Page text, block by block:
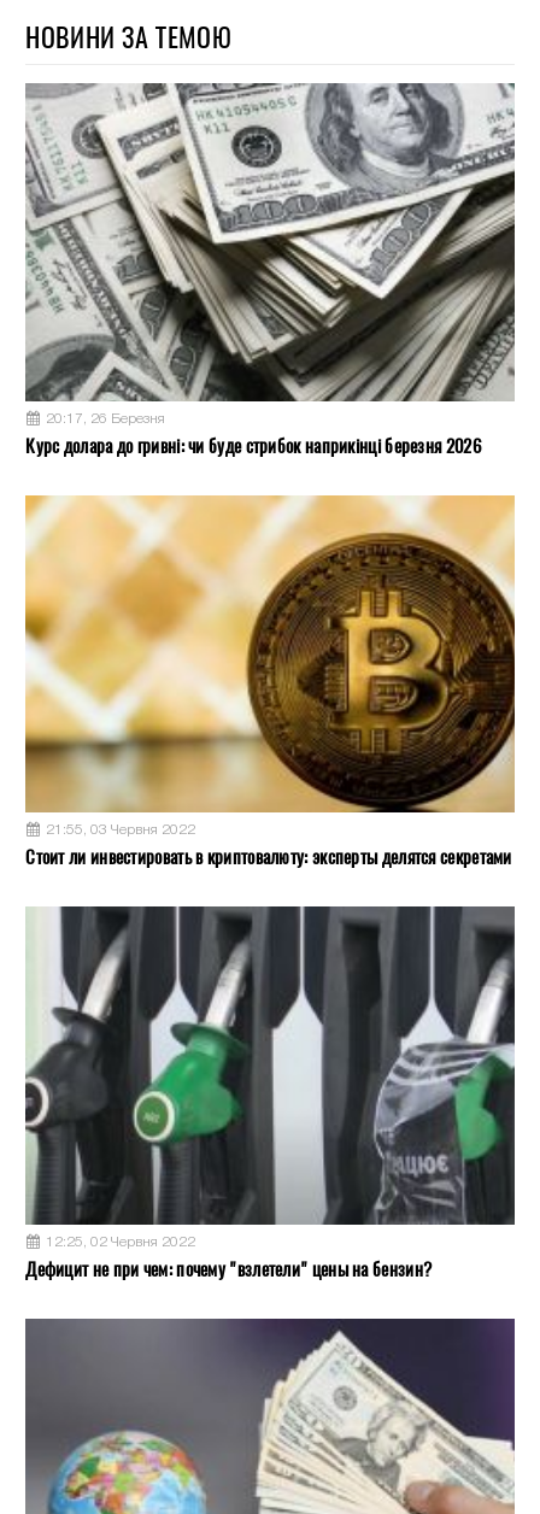
НОВИНИ ЗА ТЕМОЮ
20:17, 26 Березня
Курс долара до гривні: чи буде стрибок наприкінці березня 2026
21:55, 03 Червня 2022
Стоит ли инвестировать в криптовалюту: эксперты делятся секретами
12:25, 02 Червня 2022
Дефицит не при чем: почему "взлетели" цены на бензин?